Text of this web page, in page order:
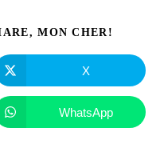
MON CHER!
X
WhatsApp